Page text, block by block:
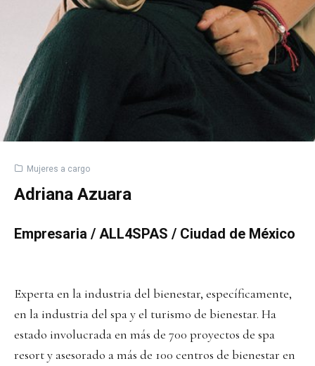
Mujeres a cargo
Adriana Azuara
Empresaria / ALL4SPAS / Ciudad de México
Experta en la industria del bienestar, específicamente,
en la industria del spa y el turismo de bienestar. Ha
estado involucrada en más de 700 proyectos de spa
resort y asesorado a más de 100 centros de bienestar en